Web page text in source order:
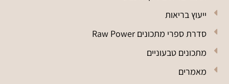
ייעוץ בריאות
סדרת ספרי מתכונים Raw Power
מתכונים טבעוניים
מאמרים